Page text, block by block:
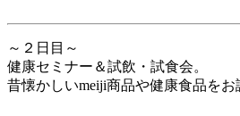
～２日目～
健康セミナー＆試飲・試食会。
昔懐かしいmeiji商品や健康食品をお